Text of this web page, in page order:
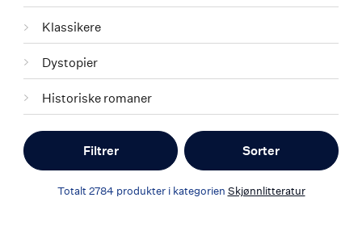
Klassikere
Dystopier
Historiske romaner
Filtrer Sorter
Totalt 2784produkter i kategorien Skjønnlitteratur